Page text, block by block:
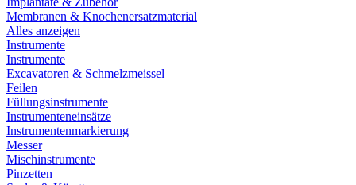
Membranen & Knochenersatzmaterial
Alles anzeigen
Instrumente
Instrumente
Excavatoren & Schmelzmeissel
Feilen
Füllungsinstrumente
Instrumenteneinsätze
Instrumentenmarkierung
Messer
Mischinstrumente
Pinzetten